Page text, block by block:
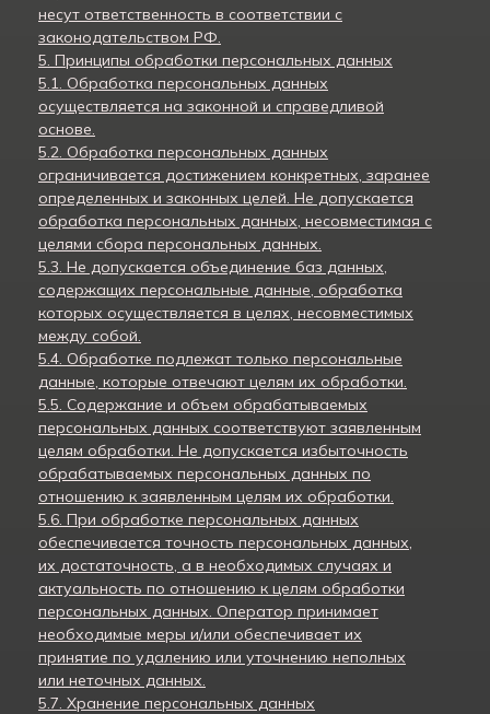
несут ответственность в соответствии с
законодательством РФ.
5. Принципы обработки персональных данных
5.1. Обработка персональных данных
осуществляется на законной и справедливой
основе.
5.2. Обработка персональных данных
ограничивается достижением конкретных, заранее
определенных и законных целей. Не допускается
обработка персональных данных, несовместимая с
целями сбора персональных данных.
5.3. Не допускается объединение баз данных,
содержащих персональные данные, обработка
которых осуществляется в целях, несовместимых
между собой.
5.4. Обработке подлежат только персональные
данные, которые отвечают целям их обработки.
5.5. Содержание и объем обрабатываемых
персональных данных соответствуют заявленным
целям обработки. Не допускается избыточность
обрабатываемых персональных данных по
отношению к заявленным целям их обработки.
5.6. При обработке персональных данных
обеспечивается точность персональных данных,
их достаточность, а в необходимых случаях и
актуальность по отношению к целям обработки
персональных данных. Оператор принимает
необходимые меры и/или обеспечивает их
принятие по удалению или уточнению неполных
или неточных данных.
5.7. Хранение персональных данных